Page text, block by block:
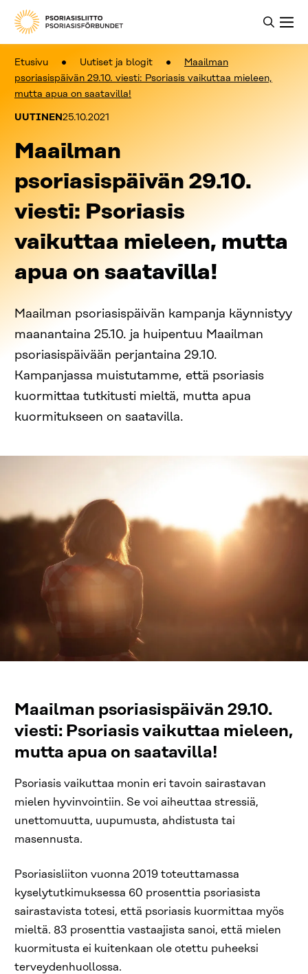
Etusivu Uutiset ja blogit
Maailman
psoriasispäivän 29.10. viesti: Psoriasis vaikuttaa mieleen,
mutta apua on saatavilla!
Kategoriat:
UUTINENJulkaistu:
25.10.2021
Maailman
psoriasispäivän 29.10.
viesti: Psoriasis
vaikuttaa mieleen, mutta
apua on saatavilla!
Maailman psoriasispäivän kampanja käynnistyy
maanantaina 25.10. ja huipentuu Maailman
psoriasispäivään perjantaina 29.10.
Kampanjassa muistutamme, että psoriasis
kuormittaa tutkitusti mieltä, mutta apua
kuormitukseen on saatavilla.
Maailman psoriasispäivän 29.10.
viesti: Psoriasis vaikuttaa mieleen,
mutta apua on saatavilla!
Psoriasis vaikuttaa monin eri tavoin sairastavan
mielen hyvinvointiin. Se voi aiheuttaa stressiä,
unettomuutta, uupumusta, ahdistusta tai
masennusta.
Psoriasisliiton vuonna 2019 toteuttamassa
kyselytutkimuksessa 60 prosenttia psoriasista
sairastavista totesi, että psoriasis kuormittaa myös
mieltä. 83 prosenttia vastaajista sanoi, että mielen
kuormitusta ei kuitenkaan ole otettu puheeksi
terveydenhuollossa.